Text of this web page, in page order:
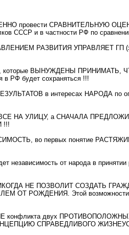
провести СРАВНИТЕЛЬНУЮ
СССР и в частности РФ по
РАЗВИТИЯ УПРАВЛЯЕТ ГП
ВЫНУЖДЕНЫ ПРИНИМАТЬ,
будет сохраняться !!!
в интересах НАРОДА по
- ВСЕ НА УЛИЦУ, а СНАЧАЛА
!!!
во первых понятие
независимость от народа в
НИКОГДА НЕ ПОЗВОЛИТ
РОЖДЕНИЯ. Этой возможности в
конфликта двух
СПРАВЕДЛИВОГО